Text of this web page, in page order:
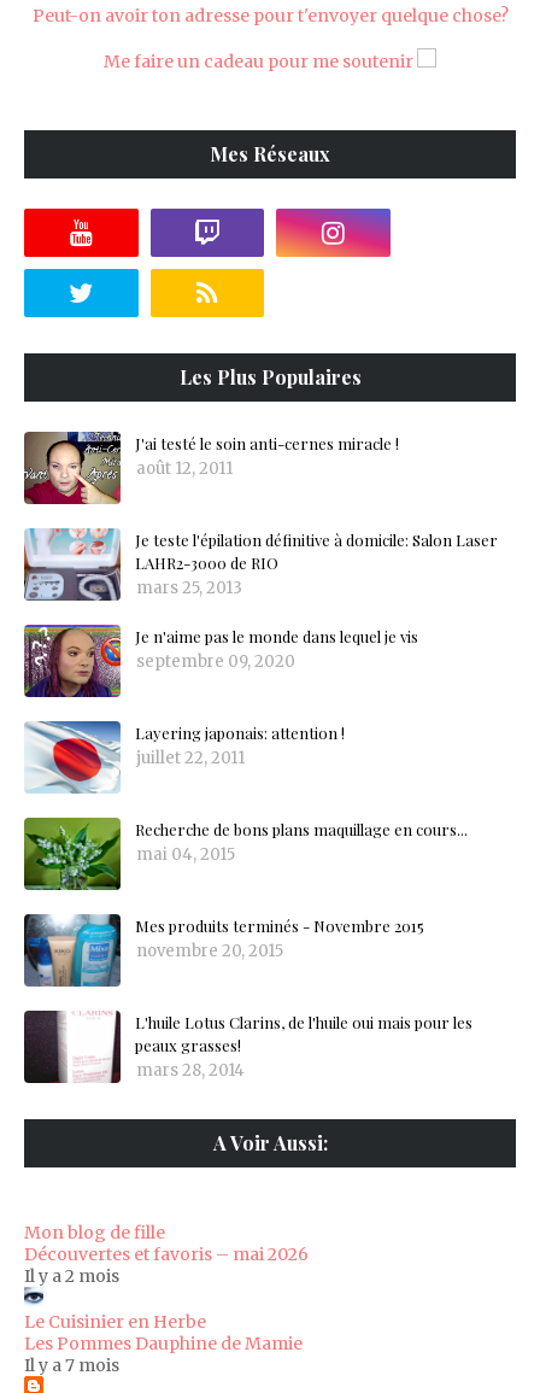
Peut-on avoir ton adresse pour t'envoyer quelque chose?
Me faire un cadeau pour me soutenir
Mes Réseaux
Les Plus Populaires
J'ai testé le soin anti-cernes miracle !
août 12, 2011
Je teste l'épilation définitive à domicile: Salon Laser
LAHR2-3000 de RIO
mars 25, 2013
Je n'aime pas le monde dans lequel je vis
septembre 09, 2020
Layering japonais: attention !
juillet 22, 2011
Recherche de bons plans maquillage en cours...
mai 04, 2015
Mes produits terminés - Novembre 2015
novembre 20, 2015
L'huile Lotus Clarins, de l'huile oui mais pour les
peaux grasses!
mars 28, 2014
A Voir Aussi:
Mon blog de fille
Découvertes et favoris – mai 2026
Il y a 2 mois
Le Cuisinier en Herbe
Les Pommes Dauphine de Mamie
Il y a 7 mois